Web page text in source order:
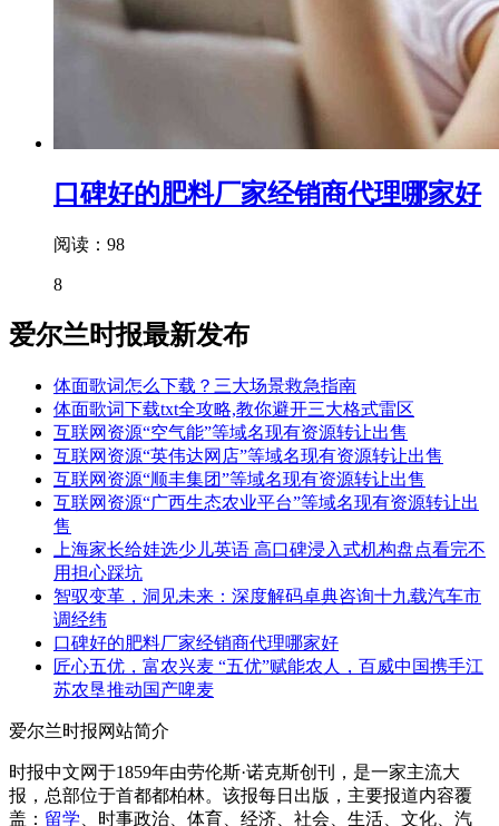
口碑好的肥料厂家经销商代理哪家好
阅读：98
8
爱尔兰时报最新发布
体面歌词怎么下载？三大场景救急指南
体面歌词下载txt全攻略,教你避开三大格式雷区
互联网资源“空气能”等域名现有资源转让出售
互联网资源“英伟达网店”等域名现有资源转让出售
互联网资源“顺丰集团”等域名现有资源转让出售
互联网资源“广西生态农业平台”等域名现有资源转让出
售
上海家长给娃选少儿英语 高口碑浸入式机构盘点看完不
用担心踩坑
智驭变革，洞见未来：深度解码卓典咨询十九载汽车市
调经纬
口碑好的肥料厂家经销商代理哪家好
匠心五优，富农兴麦 “五优”赋能农人，百威中国携手江
苏农垦推动国产啤麦
爱尔兰时报网站简介
时报中文网于1859年由劳伦斯·诺克斯创刊，是一家主流大
报，总部位于首都都柏林。该报每日出版，主要报道内容覆
盖： 留学 、时事政治、体育、经济、社会、生活、文化、汽